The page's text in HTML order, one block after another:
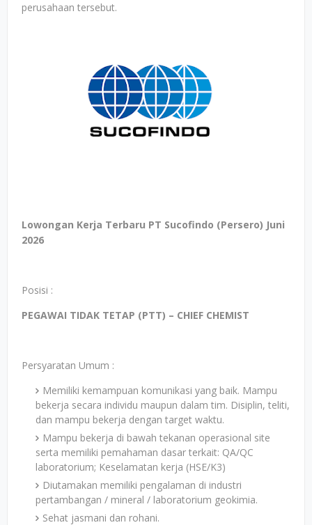
perusahaan tersebut.
Lowongan Kerja Terbaru PT Sucofindo (Persero) Juni
2026
Posisi :
PEGAWAI TIDAK TETAP (PTT) – CHIEF CHEMIST
Persyaratan Umum :
Memiliki kemampuan komunikasi yang baik. Mampu
bekerja secara individu maupun dalam tim. Disiplin, teliti,
dan mampu bekerja dengan target waktu.
Mampu bekerja di bawah tekanan operasional site
serta memiliki pemahaman dasar terkait: QA/QC
laboratorium; Keselamatan kerja (HSE/K3)
Diutamakan memiliki pengalaman di industri
pertambangan / mineral / laboratorium geokimia.
Sehat jasmani dan rohani.